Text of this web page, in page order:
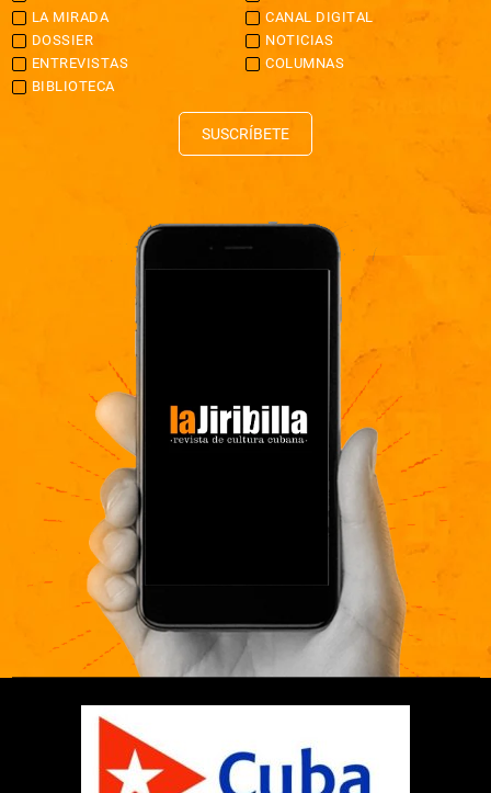
LA MIRADA
CANAL DIGITAL
DOSSIER
NOTICIAS
ENTREVISTAS
COLUMNAS
BIBLIOTECA
SUSCRÍBETE